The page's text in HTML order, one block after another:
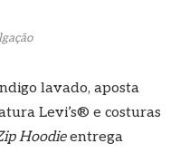
lavado, aposta
Levi’s® e costuras
Hoodieentrega